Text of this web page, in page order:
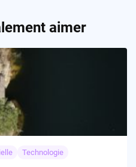
aimer
Technologie